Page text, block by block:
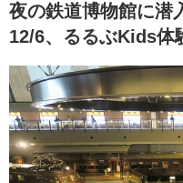
夜の鉄道博物館に潜
12/6、るるぶKids体